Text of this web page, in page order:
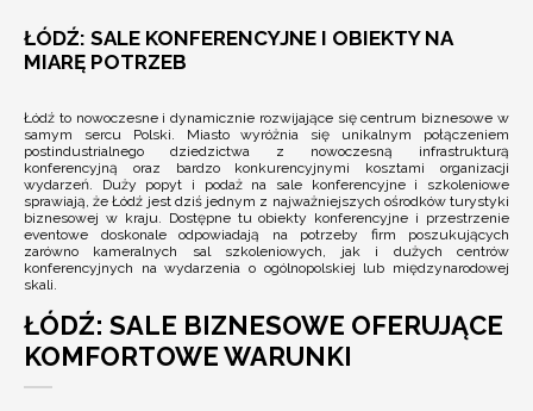
ŁÓDŹ: SALE KONFERENCYJNE I OBIEKTY NA
MIARĘ POTRZEB
Łódź to nowoczesne i dynamicznie rozwijające się centrum biznesowe w
samym sercu Polski. Miasto wyróżnia się unikalnym połączeniem
postindustrialnego dziedzictwa z nowoczesną infrastrukturą
konferencyjną oraz bardzo konkurencyjnymi kosztami organizacji
wydarzeń. Duży popyt i podaż na sale konferencyjne i szkoleniowe
sprawiają, że Łódź jest dziś jednym z najważniejszych ośrodków turystyki
biznesowej w kraju. Dostępne tu obiekty konferencyjne i przestrzenie
eventowe doskonale odpowiadają na potrzeby firm poszukujących
zarówno kameralnych sal szkoleniowych, jak i dużych centrów
konferencyjnych na wydarzenia o ogólnopolskiej lub międzynarodowej
skali.
ŁÓDŹ: SALE BIZNESOWE OFERUJĄCE
KOMFORTOWE WARUNKI